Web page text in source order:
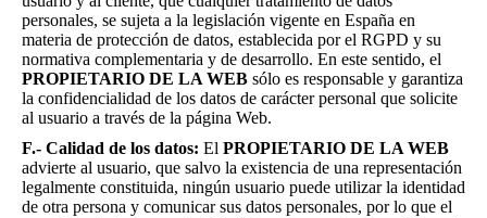
personales, se sujeta a la legislación vigente en España en
materia de protección de datos, establecida por el RGPD y su
normativa complementaria y de desarrollo. En este sentido, el
PROPIETARIO DE LA WEB sólo es responsable y garantiza
la confidencialidad de los datos de carácter personal que solicite
al usuario a través de la página Web.
F.- Calidad de los datos: El PROPIETARIO DE LA WEB
advierte al usuario, que salvo la existencia de una representación
legalmente constituida, ningún usuario puede utilizar la identidad
de otra persona y comunicar sus datos personales, por lo que el